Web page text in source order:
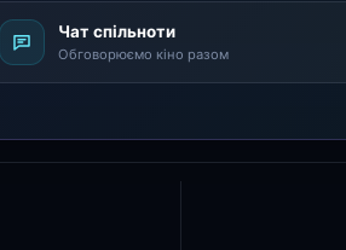
Чат спільноти
Обговорюємо кіно разом